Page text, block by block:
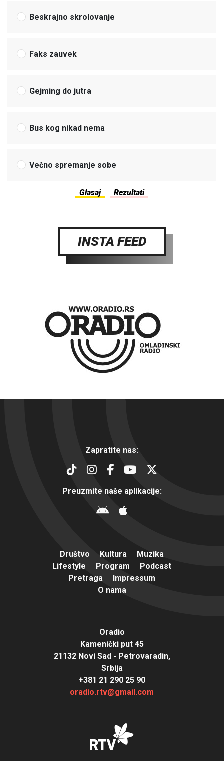
Beskrajno skrolovanje
Faks zauvek
Gejming do jutra
Bus kog nikad nema
Večno spremanje sobe
INSTA FEED
Zapratite nas:
Preuzmite naše aplikacije:
Društvo Kultura
Muzika
Lifestyle
Program
Podcast
Pretraga
Impressum
O nama
Oradio
Kamenički put 45
21132 Novi Sad - Petrovaradin,
Srbija
+381 21 290 25 90
oradio.rtv@gmail.com